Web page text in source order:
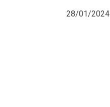
28/01/2024